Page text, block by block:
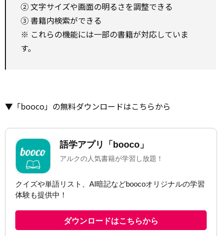
② 文字サイズや画面の明るさを調整できる
③ 書籍内検索ができる
※ これらの機能には一部の書籍が対応していま
す。
▼「booco」の無料ダウンロードはこちらから